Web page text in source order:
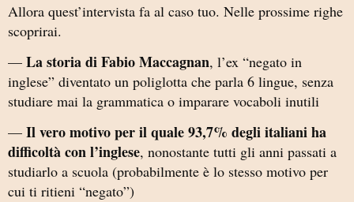
Allora quest’intervista fa al caso tuo. Nelle prossime righe
scoprirai.
— La storia di Fabio Maccagnan, l’ex “negato in
inglese” diventato un poliglotta che parla 6 lingue, senza
studiare mai la grammatica o imparare vocaboli inutili
— Il vero motivo per il quale 93,7% degli italiani ha
difficoltà con l’inglese, nonostante tutti gli anni passati a
studiarlo a scuola (probabilmente è lo stesso motivo per
cui ti ritieni “negato”)